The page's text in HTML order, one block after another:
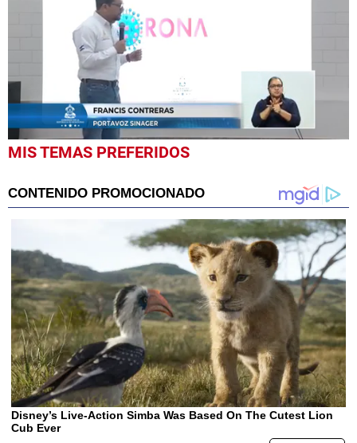
0
seconds
minutes,
58
MIS TEMAS PREFERIDOS